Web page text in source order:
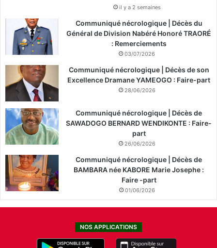
il y a 2 semaines
Communiqué nécrologique | Décès du
Général de Division Nabéré Honoré TRAORÉ
: Remerciements
03/07/2026
Communiqué nécrologique | Décès de son
Excellence Dramane YAMEOGO : Faire-part
28/06/2026
Communiqué nécrologique | Décès de
SAWADOGO BERNARD WENDIKONTE : Faire-
part
26/06/2026
Communiqué nécrologique | Décès de
BAMBARA née KABORE Marie Josephe :
Faire -part
01/06/2026
NOS APPLICATIONS